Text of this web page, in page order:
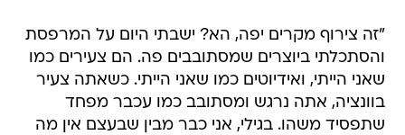
"זה צירוף מקרים יפה, הא? ישבתי היום על המרפסת
והסתכלתי ביוצרים שמסתובבים פה. הם צעירים כמו
שאני הייתי, ואידיוטים כמו שאני הייתי. כשאתה צעיר
בוונציה, אתה נרגש ומסתובב כמו עכבר מפחד
שתפסיד משהו. בגילי, אני כבר מבין שבעצם אין מה